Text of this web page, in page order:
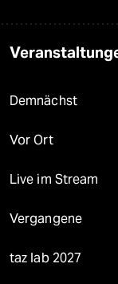
Demnächst
Vor Ort
Live im Stream
Vergangene
taz lab 2027